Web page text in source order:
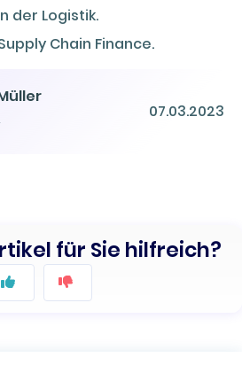
der Logistik.
Chain Finance.
07.03.2023
für Sie hilfreich?